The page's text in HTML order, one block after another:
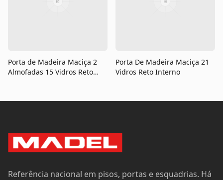
Porta de Madeira Maciça 2
Almofadas 15 Vidros Reto
Porta De Madeira Maciça 21
Vidros Reto Interno
Referência nacional em pisos, portas e esquadrias. Há